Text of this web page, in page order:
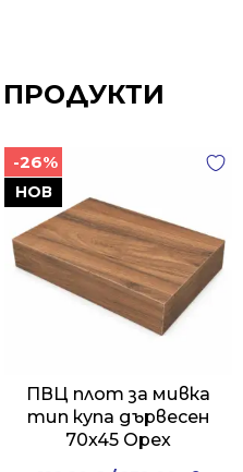
НОВ
-26%
ПВЦ плот за мивка
тип купа дървесен
70x45 Орех